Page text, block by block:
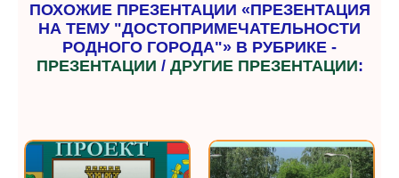
ПОХОЖИЕ ПРЕЗЕНТАЦИИ «ПРЕЗЕНТАЦИЯ
НА ТЕМУ "ДОСТОПРИМЕЧАТЕЛЬНОСТИ
РОДНОГО ГОРОДА"» В РУБРИКЕ -
ПРЕЗЕНТАЦИИ / ДРУГИЕ ПРЕЗЕНТАЦИИ: